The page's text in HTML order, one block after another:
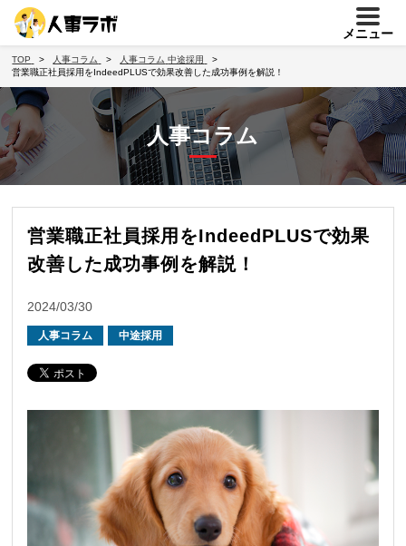
メニュー
TOP 人事コラム 人事コラム 中途採用
営業職正社員採用をIndeedPLUSで効果改善した成功事例を解説！
人事コラム
営業職正社員採用をIndeedPLUSで効果
改善した成功事例を解説！
2024/03/30
人事コラム 中途採用